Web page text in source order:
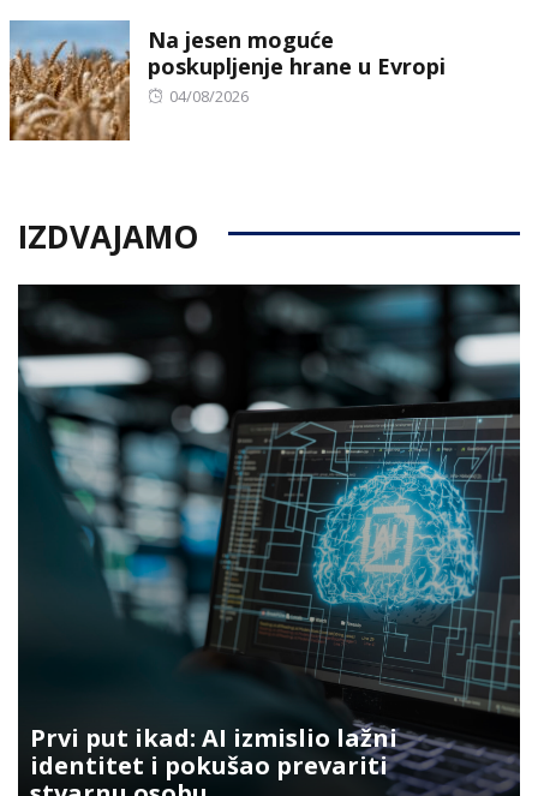
Na jesen moguće
poskupljenje hrane u Evropi
Posted
04/08/2026
IZDVAJAMO
Prvi put ikad: AI izmislio lažni
identitet i pokušao prevariti